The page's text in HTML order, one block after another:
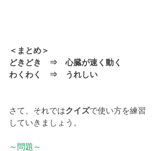
＜まとめ＞
どきどき　⇒　心臓が速く動く
わくわく　⇒　うれしい
さて、それではクイズで使い方を練習
していきましょう。
～問題～